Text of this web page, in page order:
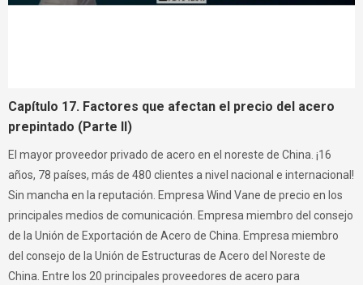
Capítulo 17. Factores que afectan el precio del acero
prepintado (Parte II)
El mayor proveedor privado de acero en el noreste de China. ¡16
años, 78 países, más de 480 clientes a nivel nacional e internacional!
Sin mancha en la reputación. Empresa Wind Vane de precio en los
principales medios de comunicación. Empresa miembro del consejo
de la Unión de Exportación de Acero de China. Empresa miembro
del consejo de la Unión de Estructuras de Acero del Noreste de
China. Entre los 20 principales proveedores de acero para